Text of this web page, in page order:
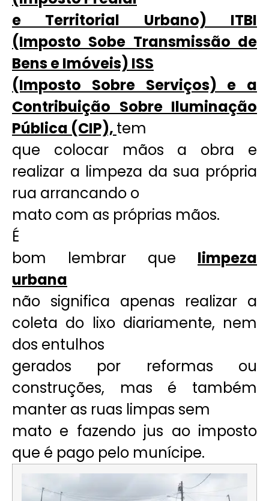
e Territorial Urbano) ITBI
(Imposto Sobe Transmissão de
Bens e Imóveis) ISS
(Imposto Sobre Serviços) e a
Contribuição Sobre Iluminação
Pública (CIP), tem
que colocar mãos a obra e
realizar a limpeza da sua própria
rua arrancando o
mato com as próprias mãos.
É
bom lembrar que limpeza
urbana
não significa apenas realizar a
coleta do lixo diariamente, nem
dos entulhos
gerados por reformas ou
construções, mas é também
manter as ruas limpas sem
mato e fazendo jus ao imposto
que é pago pelo munícipe.